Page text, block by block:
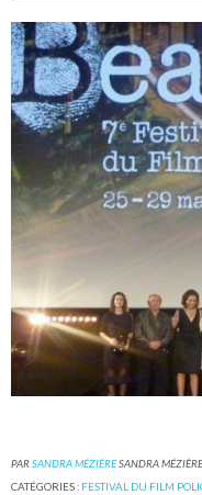
PARSANDRA MÉZIÈRESANDRA
CATÉGORIES : FESTIVAL DU FILM